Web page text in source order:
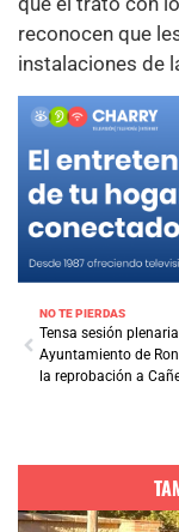
reconocen que
instalaciones de
NO TE PIERDAS
Tensa sesión
Ayuntamiento de
la reprobación a